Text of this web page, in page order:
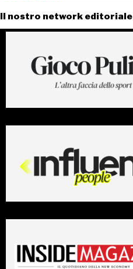
Il nostro network editoriale